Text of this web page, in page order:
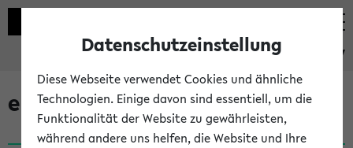
eKVV
eKVV News
Datenschutzeinstellung
Diese Webseite verwendet Cookies und ähnliche
Technologien. Einige davon sind essentiell, um die
Funktionalität der Website zu gewährleisten,
während andere uns helfen, die Website und Ihre